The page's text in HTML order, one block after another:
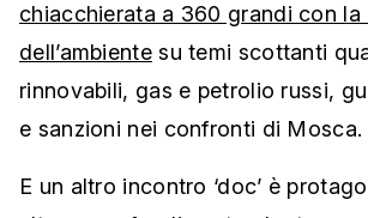
chiacchierata a 360 grandi con la
dell’ambientesu temi scottanti
rinnovabili, gas e petrolio russi,
e sanzioni nei confronti di Mosca.
E un altro incontro ‘doc’ è